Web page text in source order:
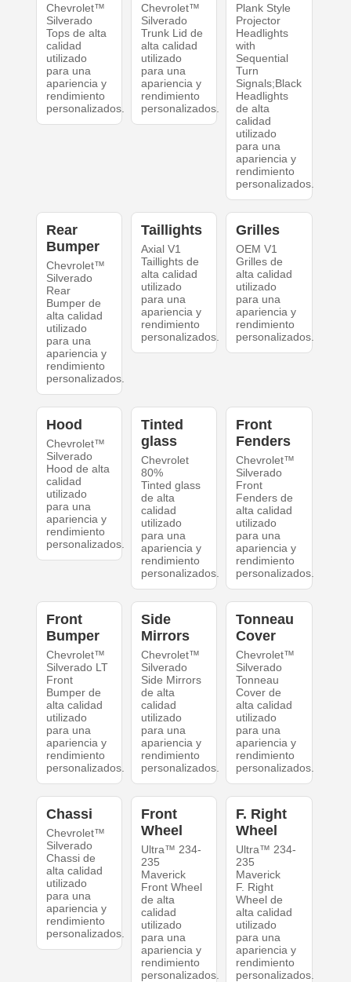
Chevrolet™
Silverado
Tops de alta
calidad
utilizado
para una
apariencia y
rendimiento
personalizados.
Chevrolet™
Silverado
Trunk Lid de
alta calidad
utilizado
para una
apariencia y
rendimiento
personalizados.
Plank Style
Projector
Headlights
with
Sequential
Turn
Signals;Black
Headlights
de alta
calidad
utilizado
para una
apariencia y
rendimiento
personalizados.
Rear
Bumper
Chevrolet™
Silverado
Rear
Bumper de
alta calidad
utilizado
para una
apariencia y
rendimiento
personalizados.
Taillights
Axial V1
Taillights de
alta calidad
utilizado
para una
apariencia y
rendimiento
personalizados.
Grilles
OEM V1
Grilles de
alta calidad
utilizado
para una
apariencia y
rendimiento
personalizados.
Hood
Chevrolet™
Silverado
Hood de alta
calidad
utilizado
para una
apariencia y
rendimiento
personalizados.
Tinted
glass
Chevrolet
80%
Tinted glass
de alta
calidad
utilizado
para una
apariencia y
rendimiento
personalizados.
Front
Fenders
Chevrolet™
Silverado
Front
Fenders de
alta calidad
utilizado
para una
apariencia y
rendimiento
personalizados.
Front
Bumper
Chevrolet™
Silverado LT
Front
Bumper de
alta calidad
utilizado
para una
apariencia y
rendimiento
personalizados.
Side
Mirrors
Chevrolet™
Silverado
Side Mirrors
de alta
calidad
utilizado
para una
apariencia y
rendimiento
personalizados.
Tonneau
Cover
Chevrolet™
Silverado
Tonneau
Cover de
alta calidad
utilizado
para una
apariencia y
rendimiento
personalizados.
Chassi
Chevrolet™
Silverado
Chassi de
alta calidad
utilizado
para una
apariencia y
rendimiento
personalizados.
Front
Wheel
Ultra™ 234-
235
Maverick
Front Wheel
de alta
calidad
utilizado
para una
apariencia y
rendimiento
personalizados.
F. Right
Wheel
Ultra™ 234-
235
Maverick
F. Right
Wheel de
alta calidad
utilizado
para una
apariencia y
rendimiento
personalizados.